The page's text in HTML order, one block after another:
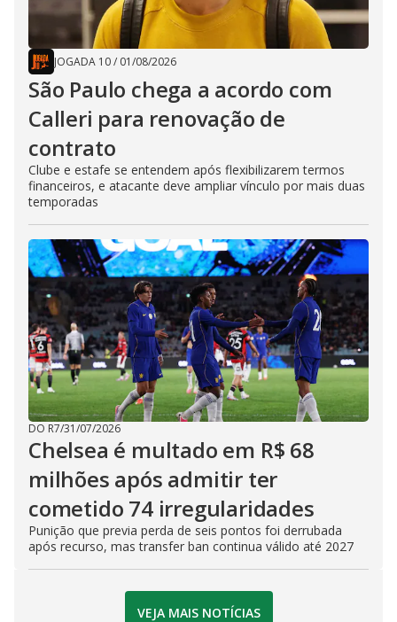
JOGADA 10/ 01/08/2026
São Paulo chega a acordo com
Calleri para renovação de
contrato
Clube e estafe se entendem após flexibilizarem termos
financeiros, e atacante deve ampliar vínculo por mais duas
temporadas
DO R7/31/07/2026
Chelsea é multado em R$ 68
milhões após admitir ter
cometido 74 irregularidades
Punição que previa perda de seis pontos foi derrubada
após recurso, mas transfer ban continua válido até 2027
VEJA MAIS NOTÍCIAS